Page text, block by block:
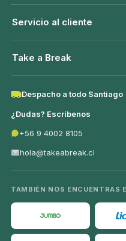
Servicio al cliente
Take a Break
Despacho a todo Santiago
¿Dudas? Escríbenos
+56 9 4002 8105
hola@takeabreak.cl
TAMBIÉN NOS ENCUENTRAS